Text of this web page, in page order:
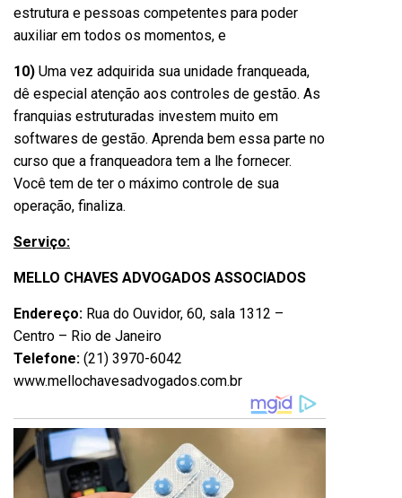
estrutura e pessoas competentes para poder
auxiliar em todos os momentos, e
10) Uma vez adquirida sua unidade franqueada,
dê especial atenção aos controles de gestão. As
franquias estruturadas investem muito em
softwares de gestão. Aprenda bem essa parte no
curso que a franqueadora tem a lhe fornecer.
Você tem de ter o máximo controle de sua
operação, finaliza.
Serviço:
MELLO CHAVES ADVOGADOS ASSOCIADOS
Endereço: Rua do Ouvidor, 60, sala 1312 –
Centro – Rio de Janeiro
Telefone: (21) 3970-6042
www.mellochavesadvogados.com.br